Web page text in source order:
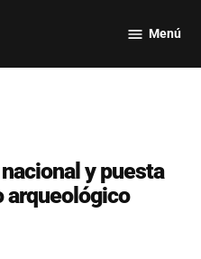
Perú
Menú
y puesta
arqueológico